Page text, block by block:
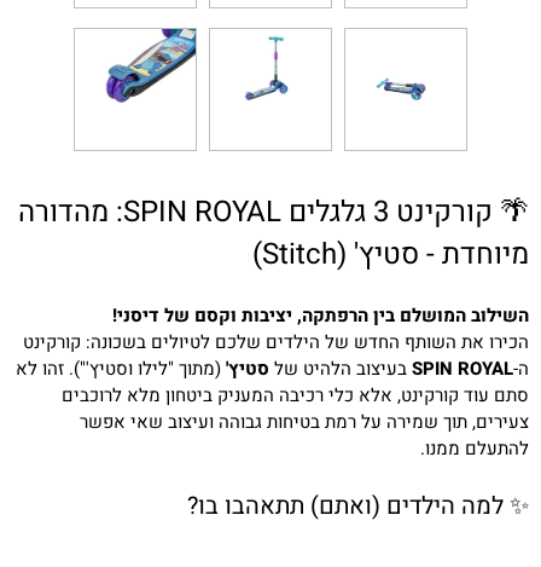
🌴 קורקינט 3 גלגלים SPIN ROYAL: מהדורה
מיוחדת - סטיץ' (Stitch)
השילוב המושלם בין הרפתקה, יציבות וקסם של דיסני!
הכירו את השותף החדש של הילדים שלכם לטיולים בשכונה: קורקינט
ה-SPIN ROYALבעיצוב הלהיט של סטיץ'(מתוך "לילו וסטיץ'"). זהו לא
סתם עוד קורקינט, אלא כלי רכיבה המעניק ביטחון מלא לרוכבים
צעירים, תוך שמירה על רמת בטיחות גבוהה ועיצוב שאי אפשר
להתעלם ממנו.
✨ למה הילדים (ואתם) תתאהבו בו?